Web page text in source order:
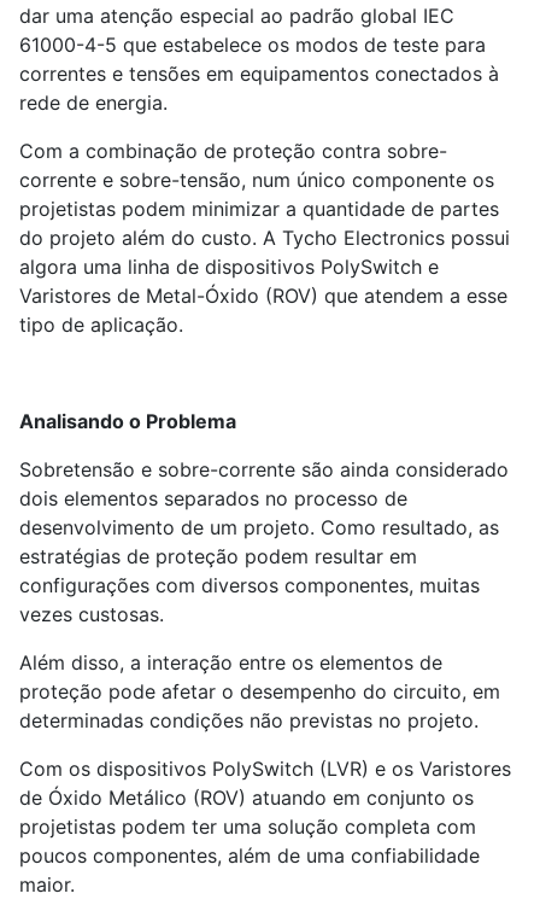
dar uma atenção especial ao padrão global IEC
61000-4-5 que estabelece os modos de teste para
correntes e tensões em equipamentos conectados à
rede de energia.
Com a combinação de proteção contra sobre-
corrente e sobre-tensão, num único componente os
projetistas podem minimizar a quantidade de partes
do projeto além do custo. A Tycho Electronics possui
algora uma linha de dispositivos PolySwitch e
Varistores de Metal-Óxido (ROV) que atendem a esse
tipo de aplicação.
Analisando o Problema
Sobretensão e sobre-corrente são ainda considerado
dois elementos separados no processo de
desenvolvimento de um projeto. Como resultado, as
estratégias de proteção podem resultar em
configurações com diversos componentes, muitas
vezes custosas.
Além disso, a interação entre os elementos de
proteção pode afetar o desempenho do circuito, em
determinadas condições não previstas no projeto.
Com os dispositivos PolySwitch (LVR) e os Varistores
de Óxido Metálico (ROV) atuando em conjunto os
projetistas podem ter uma solução completa com
poucos componentes, além de uma confiabilidade
maior.